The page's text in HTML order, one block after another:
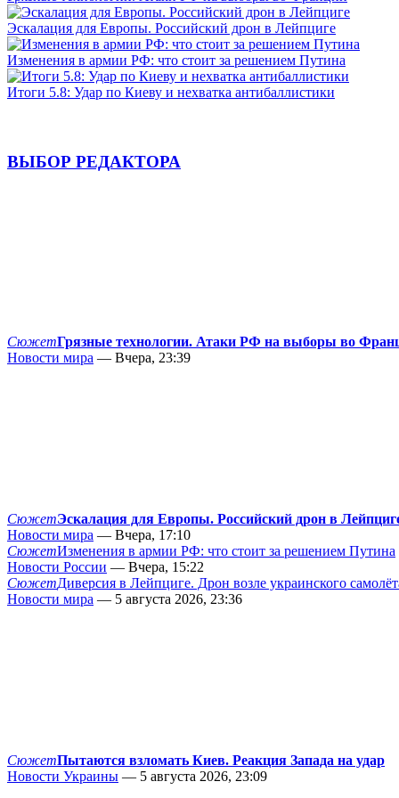
Эскалация для Европы. Российский дрон в Лейпциге
Изменения в армии РФ: что стоит за решением Путина
Итоги 5.8: Удар по Киеву и нехватка антибаллистики
ВЫБОР РЕДАКТОРА
СюжетГрязные технологии. Атаки РФ на выборы во
Новости мира — Вчера, 23:39
СюжетЭскалация для Европы. Российский дрон в
Новости мира — Вчера, 17:10
СюжетИзменения в армии РФ: что стоит за решением Путина
Новости России — Вчера, 15:22
СюжетДиверсия в Лейпциге. Дрон возле украинского
Новости мира — 5 августа 2026, 23:36
СюжетПытаются взломать Киев. Реакция Запада на удар
Новости Украины — 5 августа 2026, 23:09